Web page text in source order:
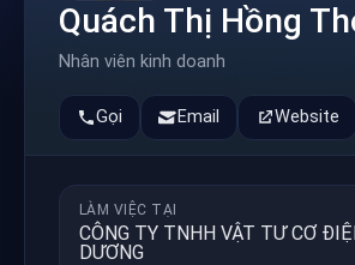
Quách Thị Hồng
Nhân viên kinh doanh
Gọi Email Website
LÀM VIỆC TẠI
CÔNG TY TNHH VẬT TƯ CƠ
DƯƠNG